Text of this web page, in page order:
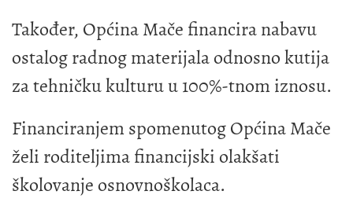
Također, Općina Mače financira nabavu
ostalog radnog materijala odnosno kutija
za tehničku kulturu u 100%-tnom iznosu.
Financiranjem spomenutog Općina Mače
želi roditeljima financijski olakšati
školovanje osnovnoškolaca.